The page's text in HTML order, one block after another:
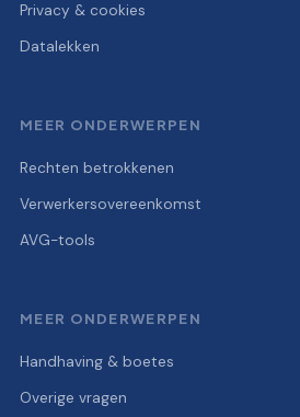
Privacy & cookies
Datalekken
MEER ONDERWERPEN
Rechten betrokkenen
Verwerkersovereenkomst
AVG-tools
MEER ONDERWERPEN
Handhaving & boetes
Overige vragen